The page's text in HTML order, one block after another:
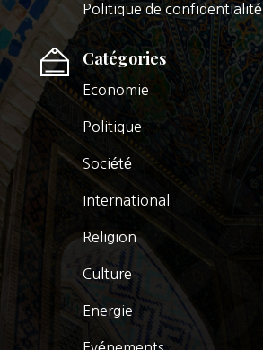
Politique de confidentialité
Catégories
Economie
Politique
Société
International
Religion
Culture
Energie